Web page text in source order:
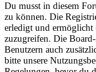
Du musst in diesem
zu können. Die
erledigt und
zuzugreifen. Die
Benutzern auch
bitte unsere